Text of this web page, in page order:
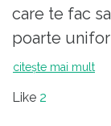
care te fac
poarte
care se
citește mai mult
Like 2